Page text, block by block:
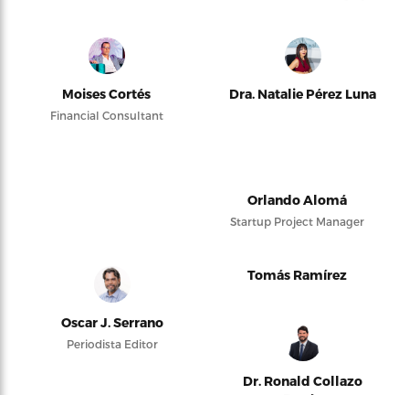
Moises Cortés
Financial Consultant
Dra. Natalie Pérez Luna
Orlando Alomá
Startup Project Manager
Oscar J. Serrano
Periodista Editor
Tomás Ramírez
Dr. Ronald Collazo